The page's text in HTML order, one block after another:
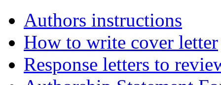
Authors instructions
How to write cover letter
Response letters to